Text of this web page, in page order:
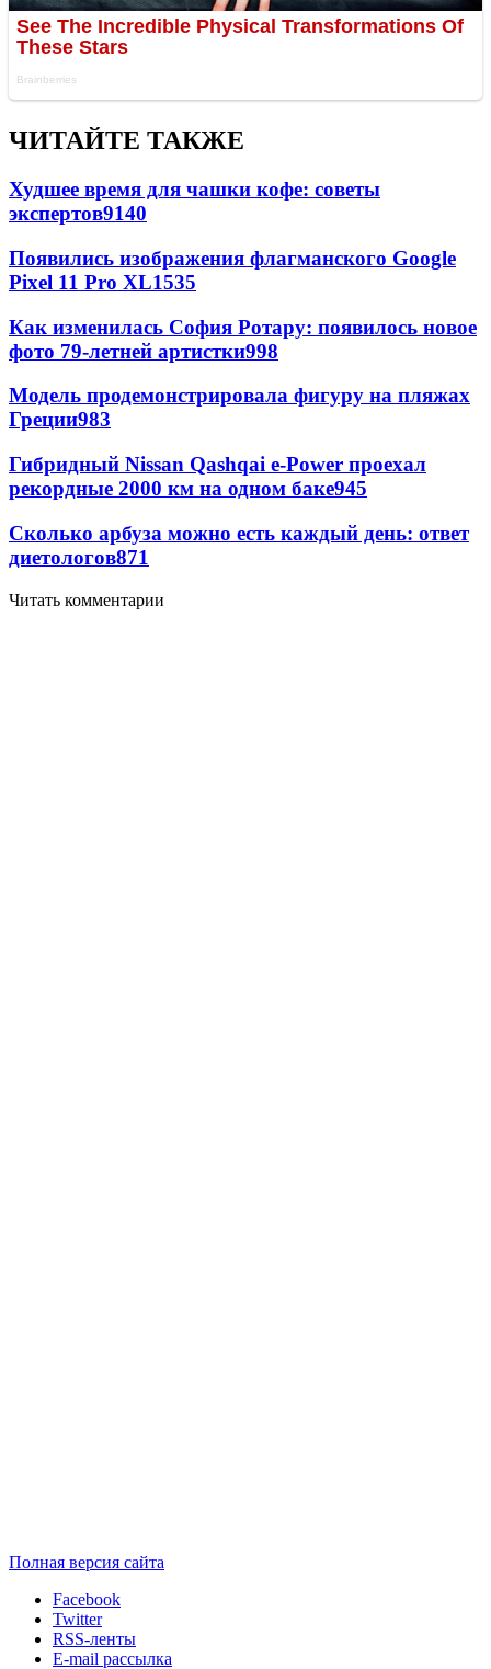
ЧИТАЙТЕ ТАКЖЕ
Худшее время для чашки кофе: советы
экспертов9140
Появились изображения флагманского Google
Pixel 11 Pro XL1535
Как изменилась София Ротару: появилось новое
фото 79-летней артистки998
Модель продемонстрировала фигуру на пляжах
Греции983
Гибридный Nissan Qashqai e-Power проехал
рекордные 2000 км на одном баке945
Сколько арбуза можно есть каждый день: ответ
диетологов871
Читать комментарии
Полная версия сайта
Facebook
Twitter
RSS-ленты
E-mail рассылка